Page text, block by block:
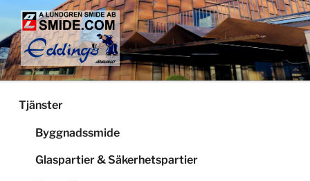
Hoppa
innehåll
LUNDGRENS SMIDE
Smide och glaspartier i Stockholm
Tjänster
Byggnadssmide
Glaspartier & Säkerhetspartier